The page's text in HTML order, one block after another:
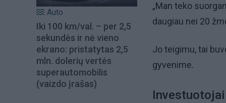
Auto
Iki 100 km/val. – per 2,5
sekundės ir nė vieno
ekrano: pristatytas 2,5
mln. dolerių vertės
superautomobilis
(vaizdo įrašas)
„Man teko
daugiau nei 20
Jo teigimu, tai
gyvenime.